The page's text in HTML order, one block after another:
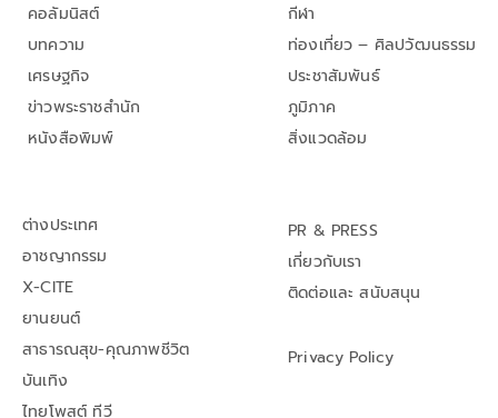
คอลัมนิสต์
บทความ
เศรษฐกิจ
ข่าวพระราชสำนัก
หนังสือพิมพ์
กีฬา
ท่องเที่ยว – ศิลปวัฒนธรรม
ประชาสัมพันธ์
ภูมิภาค
สิ่งแวดล้อม
ต่างประเทศ
อาชญากรรม
X-CITE
ยานยนต์
สาธารณสุข-คุณภาพชีวิต
บันเทิง
ไทยโพสต์ ทีวี
PR & PRESS
เกี่ยวกับเรา
ติดต่อและ สนับสนุน
Privacy Policy